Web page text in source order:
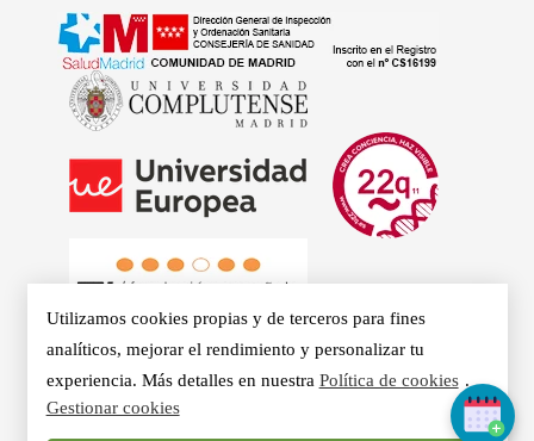
Utilizamos cookies propias y de terceros para fines
analíticos, mejorar el rendimiento y personalizar tu
experiencia. Más detalles en nuestra Política de cookies .
Gestionar cookies